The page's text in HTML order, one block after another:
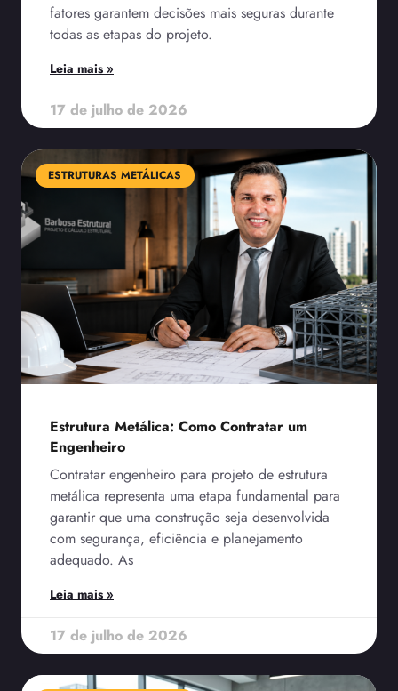
fatores garantem decisões mais seguras durante
todas as etapas do projeto.
Leia mais »
17 de julho de 2026
ESTRUTURAS METÁLICAS
Estrutura Metálica: Como Contratar um
Engenheiro
Contratar engenheiro para projeto de estrutura
metálica representa uma etapa fundamental para
garantir que uma construção seja desenvolvida
com segurança, eficiência e planejamento
adequado. As
Leia mais »
17 de julho de 2026